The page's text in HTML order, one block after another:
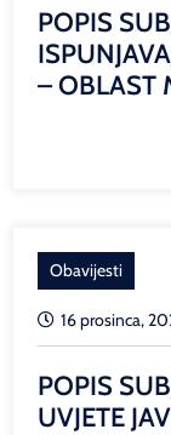
POPIS
– OBLAST
Obavijesti
16 prosinca,
POPIS
UVJETE